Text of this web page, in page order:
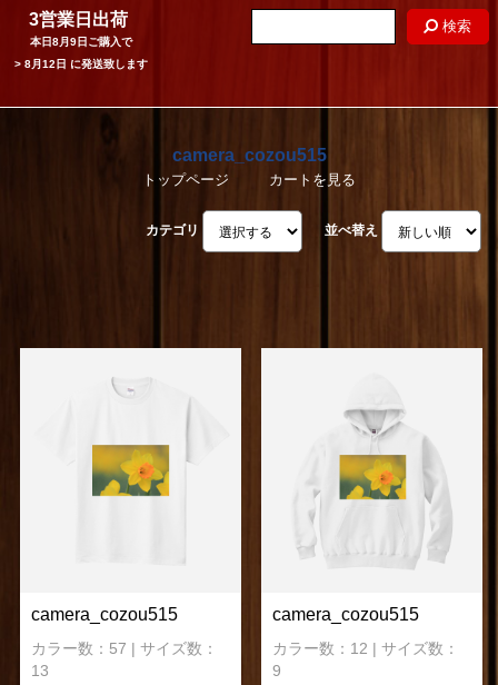
3営業日出荷
本日8月9日 ご購入で
> 8月12日 に発送致します
検索
camera_cozou515
トップページ カートを見る
カテゴリ 並べ替え
camera_cozou515
カラー数：57 | サイズ数：
13
camera_cozou515
カラー数：12 | サイズ数：
9